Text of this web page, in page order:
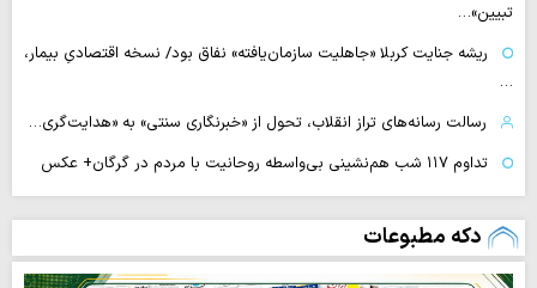
تبیین»…
ریشه جنایت کربلا «جاهلیت سازمان‌یافته» نفاق بود/ نسخه اقتصادیِ بیمار،
…
رسالت رسانه‌های تراز انقلاب، تحول از «خبرنگاری سنتی» به «هدایت‌گری…
تداوم ۱۱۷ شب هم‌نشینی بی‌واسطه روحانیت با مردم در گرگان+ عکس
دکه مطبوعات